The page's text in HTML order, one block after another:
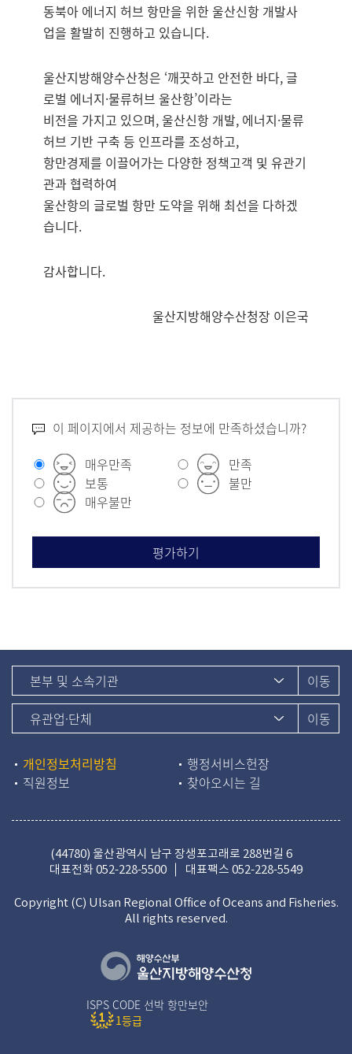
동북아 에너지 허브 항만을 위한 울산신항 개발사
업을 활발히 진행하고 있습니다.
울산지방해양수산청은 ‘깨끗하고 안전한 바다, 글
로벌 에너지·물류허브 울산항’이라는
비전을 가지고 있으며, 울산신항 개발, 에너지·물류
허브 기반 구축 등 인프라를 조성하고,
항만경제를 이끌어가는 다양한 정책고객 및 유관기
관과 협력하여
울산항의 글로벌 항만 도약을 위해 최선을 다하겠
습니다.
감사합니다.
울산지방해양수산청장 이은국
이 페이지에서 제공하는 정보에 만족하셨습니까?
매우만족
만족
보통
불만
매우불만
ISPS CODE 선박 항만보안
1등급
개인정보처리방침
행정서비스헌장
직원정보
찾아오시는 길
(44780) 울산광역시 남구 장생포고래로 288번길 6
대표전화052-228-5500 대표팩스 052-228-5549
Copyright (C) Ulsan Regional Office of Oceans and Fisheries.
All rights reserved.